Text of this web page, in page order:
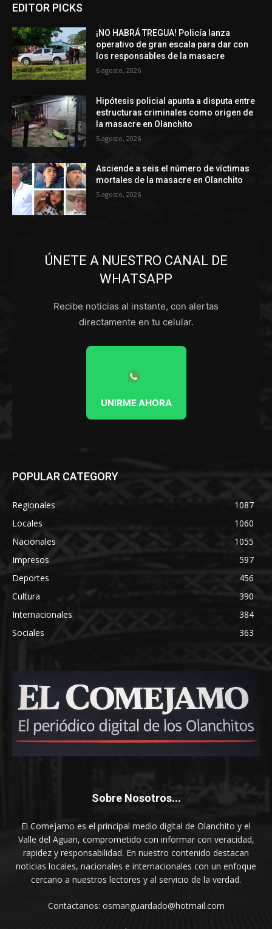
EDITOR PICKS
¡NO HABRÁ TREGUA! Policía lanza
operativo de gran escala para dar con
los responsables de la masacre
6 agosto, 2026
Hipótesis policial apunta a disputa entre
estructuras criminales como origen de
la masacre en Olanchito
5 agosto, 2026
Asciende a seis el número de víctimas
mortales de la masacre en Olanchito
5 agosto, 2026
ÚNETE A NUESTRO CANAL DE
WHATSAPP
Recibe noticias al instante, con alertas
directamente en tu celular.
UNIRME AHORA
POPULAR CATEGORY
Regionales
1087
Locales
1060
Nacionales
1055
Impresos
597
Deportes
456
Cultura
390
Internacionales
384
Sociales
363
Sobre Nosotros...
El Comejamo es el principal medio digital de Olanchito y el
Valle del Aguan, comprometido con informar con veracidad,
rapidez y responsabilidad. En nuestro contenido destacan
noticias locales, nacionales e internacionales con un enfoque
cercano a nuestros lectores y al servicio de la verdad.
Contactanos: osmanguardado@hotmail.com